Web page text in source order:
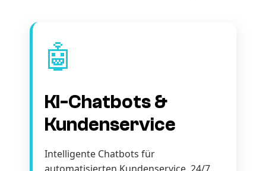
🤖
KI-Chatbots &
Kundenservice
Intelligente Chatbots für